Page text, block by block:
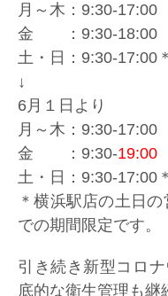
月～木：9:30-17:00
金 ：9:30-18:00
土・日：9:30-17:00＊
↓
6月１日より
月～木：9:30-17:00
金 ：9:30-19:00
土・日：9:30-17:00＊
＊横浜駅店の土日
での期間限定です。
引き続き新型コロ
底的な衛生管理も継